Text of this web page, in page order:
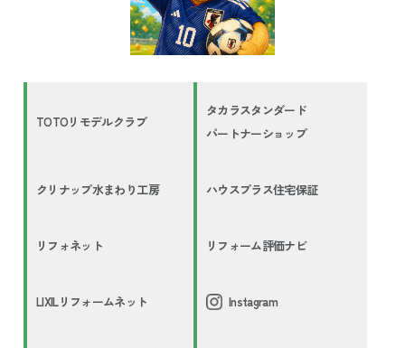
TOTOリモデルクラブ
タカラスタンダード
パートナーショップ
クリナップ水まわり工房 ハウスプラス住宅保証
リフォネット リフォーム評価ナビ
LIXILリフォームネット Instagram